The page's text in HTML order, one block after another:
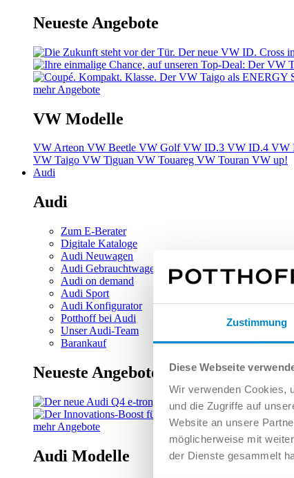
Zustimmung
Diese Webseite
Wir verwenden Cookies,
und die Zugriffe auf
Website an unsere
möglicherweise mit
der Dienste gesammelt
Neueste Angebote
mehr Angebote
VW Modelle
VW Arteon VW Beetle VW GolfVW ID.3 VW ID.4 VW
VW Taigo VW Tiguan VW Touareg VW Touran VW up!
Audi
Audi
Zum E-Berater
Digitale Kataloge
Audi Neuwagen
Audi Gebrauchtwagen
Audi on demand
Audi Sport
Audi Konfigurator
Potthoff bei Audi
Unser Audi-Team
Barankauf
Neueste Angebote
mehr Angebote
Audi Modelle